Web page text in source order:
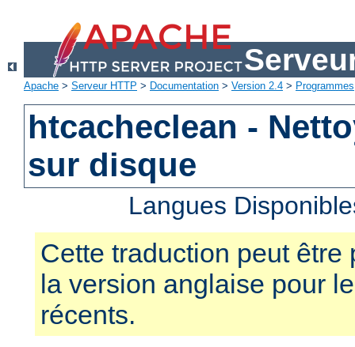
Apache > Serveur HTTP > Documentation > Version 2.4 > Programmes
htcacheclean -
sur disque
Langues
Cette traduction peut être
la version anglaise pour
récents.